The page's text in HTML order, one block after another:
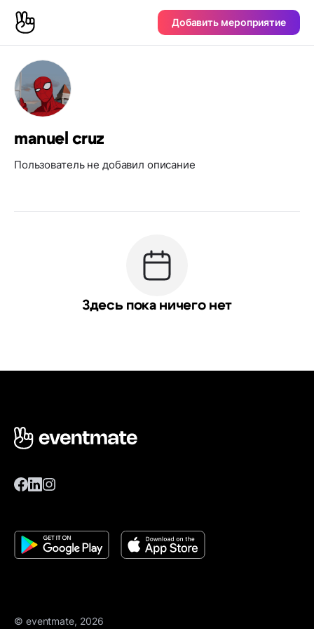
Добавить мероприятие
manuel cruz
Пользователь не добавил описание
Здесь пока ничего нет
© eventmate, 2026